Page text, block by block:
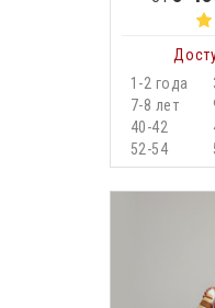
1-2 года
7-8 лет
40-42
52-54